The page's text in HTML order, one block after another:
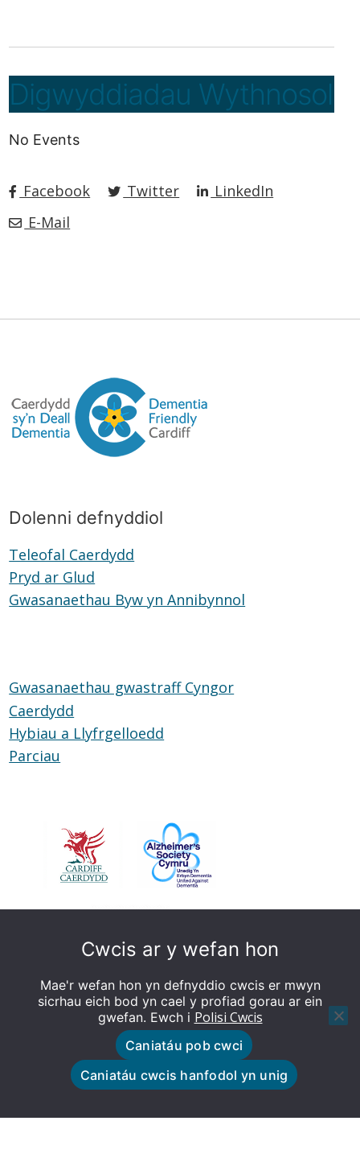
Digwyddiadau Wythnosol
No Events
Facebook Twitter
LinkedIn
E-Mail
Dolenni defnyddiol
Teleofal Caerdydd
Pryd ar Glud
ar
Gwasanaethau Byw yn Annibynnol
Gwasanaethau gwastraff Cyngor
Caerdydd
Hybiau a Llyfrgelloedd
Parciau
Cwcis ar y wefan hon
Mae'r wefan hon yn defnyddio cwcis er mwyn
sicrhau eich bod yn cael y profiad gorau ar ein
gwefan. Ewch i Polisi Cwcis
Caniatáu pob cwci
Caniatáu cwcis hanfodol yn unig
© Caerdydd sy’n Deall Dementia - Gwefan wedi'i
gynllunio gan Tȋm y We Cyngor Caerdydd